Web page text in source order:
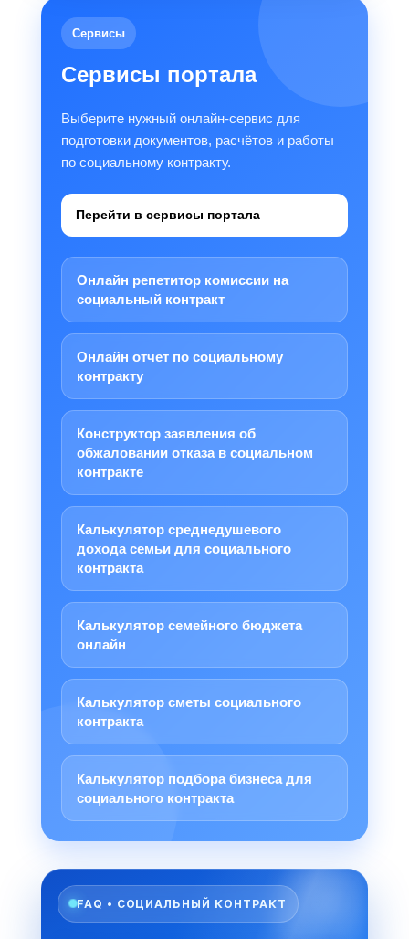
Сервисы
Сервисы портала
Выберите нужный онлайн-сервис для
подготовки документов, расчётов и работы
по социальному контракту.
Перейти в сервисы портала
Онлайн репетитор комиссии на
социальный контракт
Онлайн отчет по социальному
контракту
Конструктор заявления об
обжаловании отказа в социальном
контракте
Калькулятор среднедушевого
дохода семьи для социального
контракта
Калькулятор семейного бюджета
онлайн
Калькулятор сметы социального
контракта
Калькулятор подбора бизнеса для
социального контракта
FAQ • СОЦИАЛЬНЫЙ КОНТРАКТ